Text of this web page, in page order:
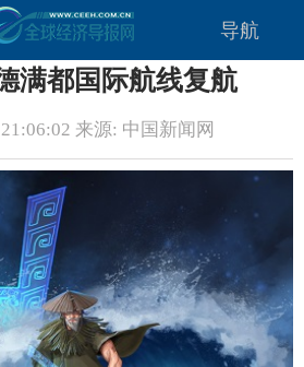
导航
满都国际航线复航
来源: 中国新闻网